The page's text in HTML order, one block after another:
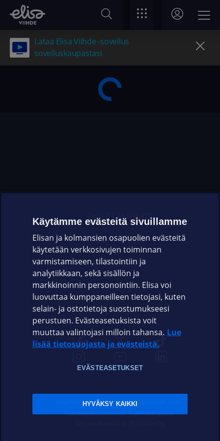
Lataa Elisa Viihde -sovellus
sovelluskaupastasi
OHJEET JA VINKIT
OMAYHTEISÖ
VIANSELVITYS
ASIAKASPALVELU
ELISA.FI
Sopimusehdot Tietosuoja Evästeasetukset
Sääntelyviranomaiset Saavutettavuus
Käytämme evästeitä sivuillamme
Elisan ja kolmansien osapuolien evästeitä
käytetään verkkosivujen toiminnan
varmistamiseen, tilastointiin ja
analytiikkaan, sekä sisällön ja
markkinoinnin personointiin. Elisa voi
luovuttaa kumppaneilleen tietojasi, kuten
selain- ja ostotietoja suostumukseesi
perustuen. Evästeasetuksista voit
muuttaa valintojasi milloin tahansa. Lue
lisää tietosuojasta ja evästeistä.
EVÄSTEASETUKSET
HYVÄKSY KAIKKI